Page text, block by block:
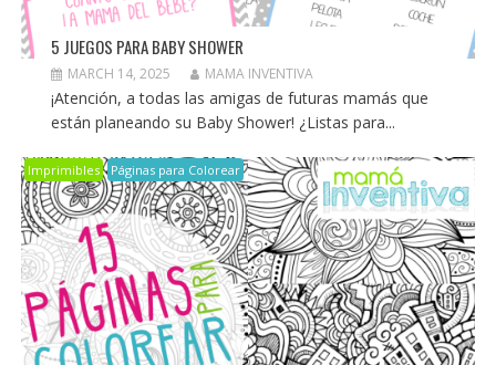
5 JUEGOS PARA BABY SHOWER
MARCH 14, 2025 MAMA INVENTIVA
¡Atención, a todas las amigas de futuras mamás que
están planeando su Baby Shower! ¿Listas para...
Imprimibles Páginas para Colorear